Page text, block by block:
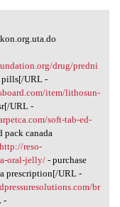
drug/predni
pills[/URL -
item/lithosun-
URL -
soft-tab-ed-
pack canada
reso-
oral-jelly/- purchase
prescription[/URL -
br
-